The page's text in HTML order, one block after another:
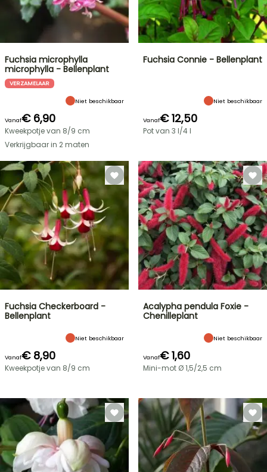
Fuchsia microphylla
microphylla - Bellenplant
VERZAMELAAR
Niet beschikbaar
Vanaf€ 6,90
Kweekpotje van 8/9 cm
Verkrijgbaar in 2 maten
Fuchsia Connie - Bellenplant
Niet beschikbaar
Vanaf€ 12,50
Pot van 3 l/4 l
Fuchsia Checkerboard -
Bellenplant
Niet beschikbaar
Vanaf€ 8,90
Kweekpotje van 8/9 cm
Acalypha pendula Foxie -
Chenilleplant
Niet beschikbaar
Vanaf€ 1,60
Mini-mot Ø 1,5/2,5 cm